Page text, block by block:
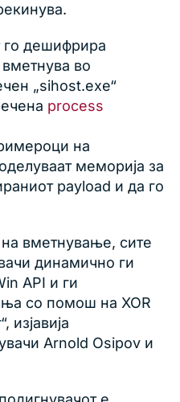
го дешифрира
во
„sihost.exe“
process
на
меморија за
payload и да го
вметнување, сите
динамично ги
API и ги
со помош на XOR
изјавија
Arnold Osipov и